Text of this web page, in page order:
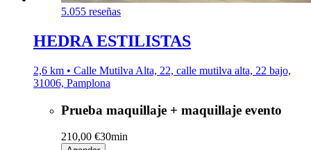
5.055 reseñas
HEDRA ESTILISTAS
2,6 km • Calle Mutilva Alta, 22, calle mutilva alta, 22 bajo,
31006, Pamplona
Prueba maquillaje + maquillaje evento
210,00 €30min